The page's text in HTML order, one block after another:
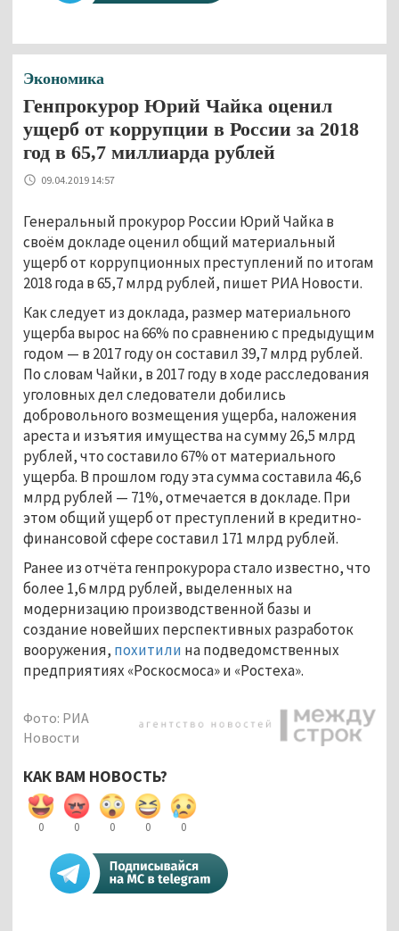
Экономика
Генпрокурор Юрий Чайка оценил
ущерб от коррупции в России за 2018
год в 65,7 миллиарда рублей
09.04.2019 14:57
Генеральный прокурор России Юрий Чайка в
своём докладе оценил общий материальный
ущерб от коррупционных преступлений по итогам
2018 года в 65,7 млрд рублей, пишет РИА Новости.
Как следует из доклада, размер материального
ущерба вырос на 66% по сравнению с предыдущим
годом — в 2017 году он составил 39,7 млрд рублей.
По словам Чайки, в 2017 году в ходе расследования
уголовных дел следователи добились
добровольного возмещения ущерба, наложения
ареста и изъятия имущества на сумму 26,5 млрд
рублей, что составило 67% от материального
ущерба. В прошлом году эта сумма составила 46,6
млрд рублей — 71%, отмечается в докладе. При
этом общий ущерб от преступлений в кредитно-
финансовой сфере составил 171 млрд рублей.
Ранее из отчёта генпрокурора стало известно, что
более 1,6 млрд рублей, выделенных на
модернизацию производственной базы и
создание новейших перспективных разработок
вооружения, похитили на подведомственных
предприятиях «Роскосмоса» и «Ростеха».
Фото: РИА
Новости
КАК ВАМ НОВОСТЬ?
0 0 0 0 0